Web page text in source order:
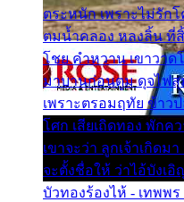
ตระหนัก เพราะไม่รัก
ตมน้ำคลอง หลงลิ้น ที่
โชย คำหวาน เขาวาด
มาบานก่อนตูม ดุจไฟสุ
เพราะตรอมฤทัย ข้าว
โศก เสียเถิดทอง พักค
เขาจะว่า ลูกเจ้าเกิดม
จะตั้งชื่อให้ ว่าไอ้บังเอิ
บัวทองร้องไห้ - เทพพ